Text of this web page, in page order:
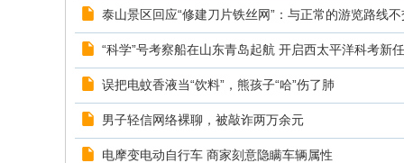
泰山景区回应“修建刀片铁丝网”：与正常的游览路线
“科学”号考察船在山东青岛起航 开启西太平洋科考新
误把电蚊香液当“饮料”，熊孩子“哈”伤了肺
男子轻信网络裸聊，被敲诈两万余元
电摩变电动自行车 商家刻意隐瞒车辆属性